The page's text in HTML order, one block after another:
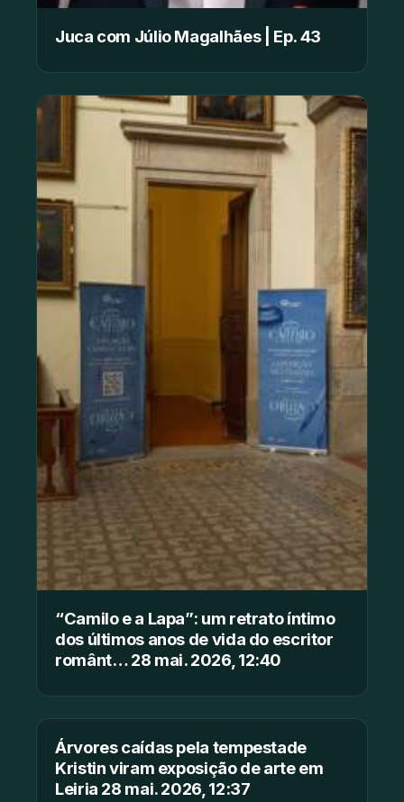
Juca com Júlio Magalhães | Ep. 43
“Camilo e a Lapa”: um retrato íntimo
dos últimos anos de vida do escritor
românt… 28 mai. 2026, 12:40
Árvores caídas pela tempestade
Kristin viram exposição de arte em
Leiria 28 mai. 2026, 12:37